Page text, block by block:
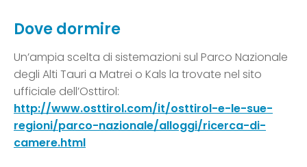
Dove dormire
Un’ampia scelta di sistemazioni sul Parco Nazionale
degli Alti Tauri a Matrei o Kals la trovate nel sito
ufficiale dell’Osttirol:
http://www.osttirol.com/it/osttirol-e-le-sue-
regioni/parco-nazionale/alloggi/ricerca-di-
camere.html